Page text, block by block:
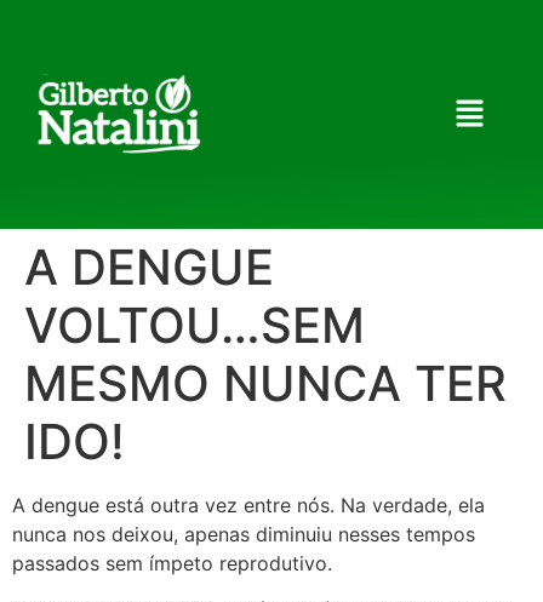
A DENGUE
VOLTOU…SEM
MESMO NUNCA TER
IDO!
A dengue está outra vez entre nós. Na verdade, ela
nunca nos deixou, apenas diminuiu nesses tempos
passados sem ímpeto reprodutivo.